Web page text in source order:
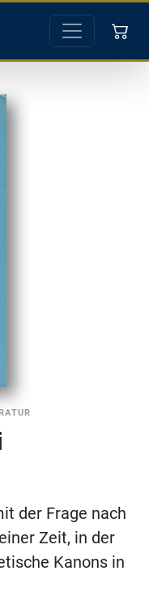
der Frage nach
Zeit, in der
Kanons in